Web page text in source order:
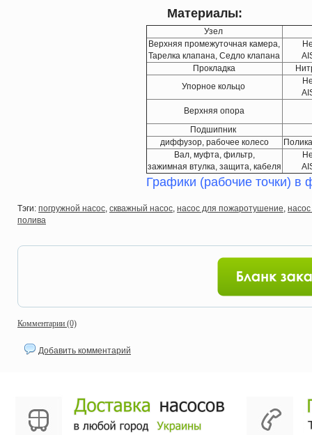
Материалы:
Узел
Верхняя промежуточная камера,
Тарелка клапана, Седло клапана
Прокладка
Упорное кольцо
Верхняя опора
Подшипник
диффузор, рабочее колесо
Вал, муфта, фильтр,
зажимная втулка, защита, кабеля
Графики (рабочие точки) в
Тэги: погружной насос, скважный насос, насос для пожаротушение,
полива
Комментарии (0)
Добавить комментарий